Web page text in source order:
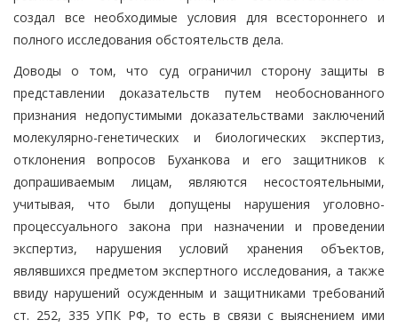
создал все необходимые условия для всестороннего и
полного исследования обстоятельств дела.
Доводы о том, что суд ограничил сторону защиты в
представлении доказательств путем необоснованного
признания недопустимыми доказательствами заключений
молекулярно-генетических и биологических экспертиз,
отклонения вопросов Буханкова и его защитников к
допрашиваемым лицам, являются несостоятельными,
учитывая, что были допущены нарушения уголовно-
процессуального закона при назначении и проведении
экспертиз, нарушения условий хранения объектов,
являвшихся предметом экспертного исследования, а также
ввиду нарушений осужденным и защитниками требований
ст. 252, 335 УПК РФ, то есть в связи с выяснением ими